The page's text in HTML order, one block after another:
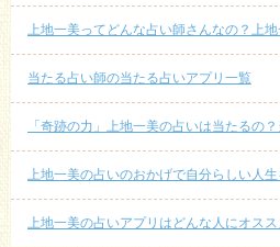
上地一美ってどんな占い師さんなの？上
当たる占い師の当たる占いアプリ一覧
「奇跡の力」上地一美の占いは当たるの
上地一美の占いのおかげで自分らしい人
上地一美の占いアプリはどんな人にオス